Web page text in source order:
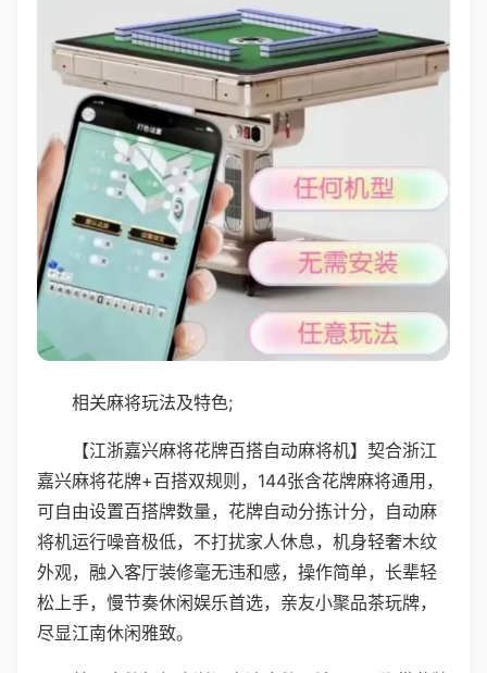
相关麻将玩法及特色;
【江浙嘉兴麻将花牌百搭自动麻将机】契合浙江
嘉兴麻将花牌+百搭双规则，144张含花牌麻将通用，
可自由设置百搭牌数量，花牌自动分拣计分，自动麻
将机运行噪音极低，不打扰家人休息，机身轻奢木纹
外观，融入客厅装修毫无违和感，操作简单，长辈轻
松上手，慢节奏休闲娱乐首选，亲友小聚品茶玩牌，
尽显江南休闲雅致。